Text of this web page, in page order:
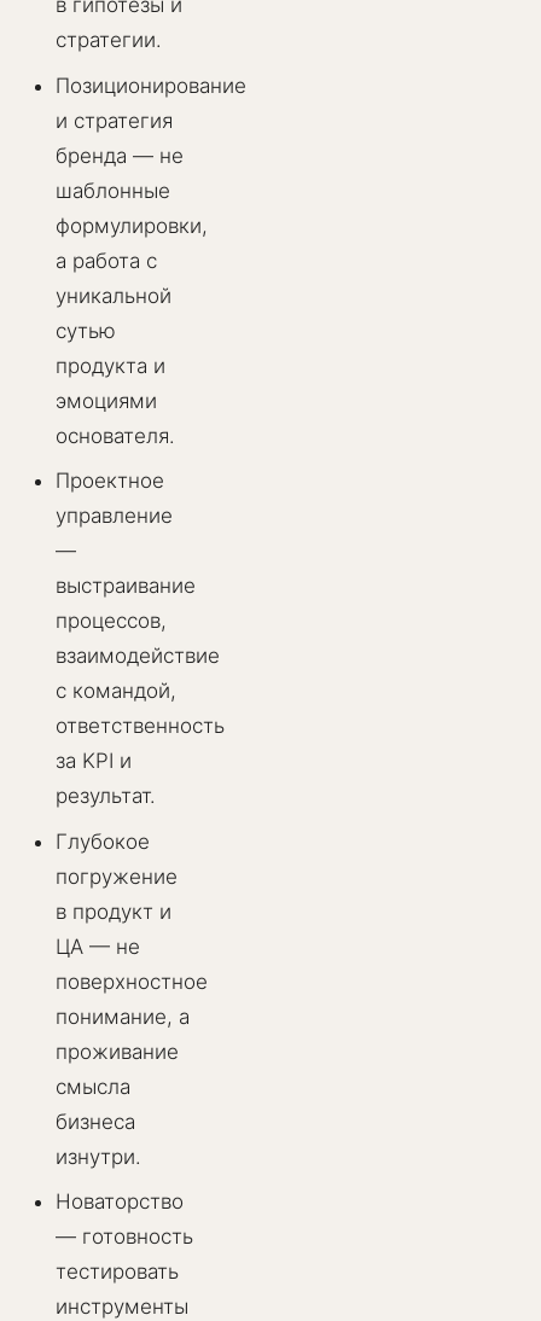
в гипотезы и
стратегии.
Позиционирование
и стратегия
бренда — не
шаблонные
формулировки,
а работа с
уникальной
сутью
продукта и
эмоциями
основателя.
Проектное
управление
—
выстраивание
процессов,
взаимодействие
с командой,
ответственность
за KPI и
результат.
Глубокое
погружение
в продукт и
ЦА — не
поверхностное
понимание, а
проживание
смысла
бизнеса
изнутри.
Новаторство
— готовность
тестировать
инструменты